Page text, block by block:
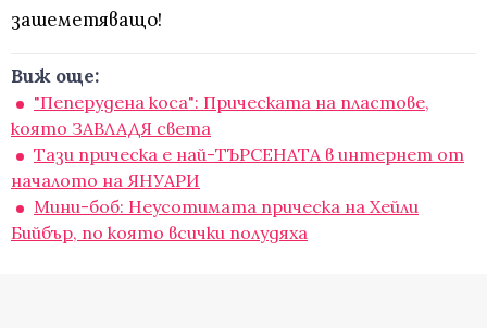
зашеметяващо!
Виж още:
"Пеперудена коса": Прическата на пластове,
която ЗАВЛАДЯ света
Тази прическа е най-ТЪРСЕНАТА в интернет от
началото на ЯНУАРИ
Мини-боб: Неусотимата прическа на Хейли
Бийбър, по която всички полудяха